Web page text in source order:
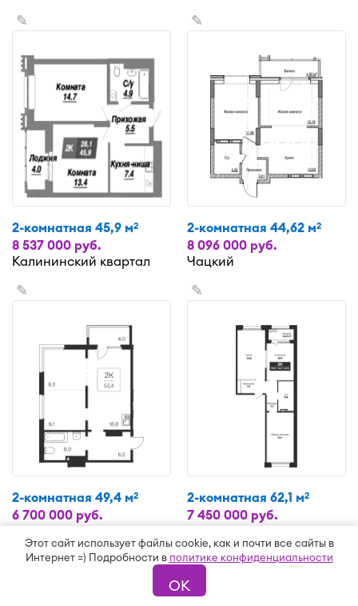
Этот сайт использует файлы cookie, как и почти все сайты в
Интернет =) Подробности в политике конфиденциальности
ОК
✎
2-комнатная 45,9 м2
8 537 000 руб.
Калининский квартал
✎
2-комнатная 44,62 м2
8 096 000 руб.
Чацкий
✎
2-комнатная 49,4 м2
6 700 000 руб.
✎
2-комнатная 62,1 м2
7 450 000 руб.
✎ ✎